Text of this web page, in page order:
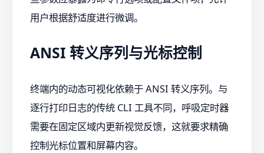
用户根据舒适度进行微调。
ANSI 转义序列与光标控制
终端内的动态可视化依赖于 ANSI 转义序列。与
逐行打印日志的传统 CLI 工具不同，呼吸定时器
需要在固定区域内更新视觉反馈，这就要求精确
控制光标位置和屏幕内容。